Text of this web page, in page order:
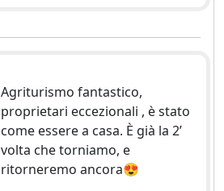
Agriturismo fantastico,
proprietari eccezionali , è stato
come essere a casa. È già la 2’
volta che torniamo, e
ritorneremo ancora😍